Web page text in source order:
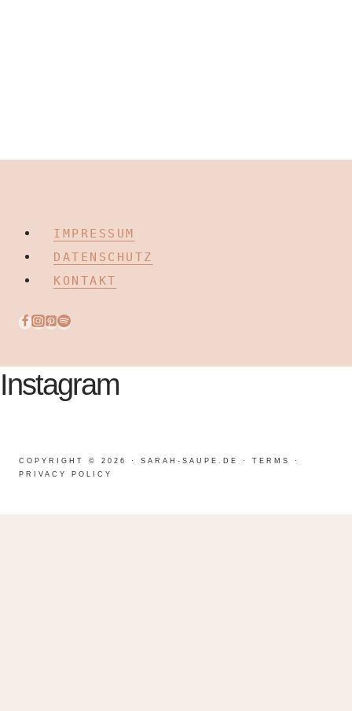
IMPRESSUM
DATENSCHUTZ
KONTAKT
Instagram
COPYRIGHT © 2026 · SARAH-SAUPE.DE · TERMS
·
PRIVACY POLICY